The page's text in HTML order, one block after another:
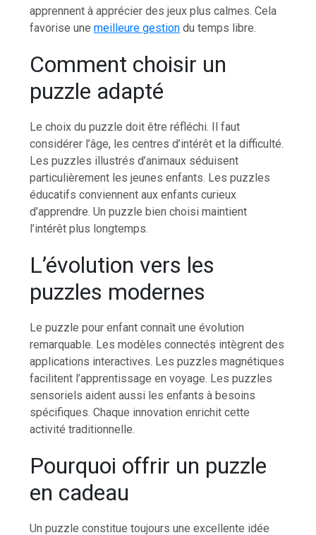
apprennent à apprécier des jeux plus calmes. Cela
favorise unemeilleure gestion du temps libre.
Comment choisir un
puzzle adapté
Le choix du puzzle doit être réfléchi. Il faut
considérer l’âge, les centres d’intérêt et la difficulté.
Les puzzles illustrés d’animaux séduisent
particulièrement les jeunes enfants. Les puzzles
éducatifs conviennent aux enfants curieux
d’apprendre. Un puzzle bien choisi maintient
l’intérêt plus longtemps.
L’évolution vers les
puzzles modernes
Le puzzle pour enfant connaît une évolution
remarquable. Les modèles connectés intègrent des
applications interactives. Les puzzles magnétiques
facilitent l’apprentissage en voyage. Les puzzles
sensoriels aident aussi les enfants à besoins
spécifiques. Chaque innovation enrichit cette
activité traditionnelle.
Pourquoi offrir un puzzle
en cadeau
Un puzzle constitue toujours une excellente idée